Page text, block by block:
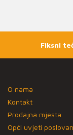
Fiksni
O nama
Kontakt
Prodajna mjesta
Opći uvjeti